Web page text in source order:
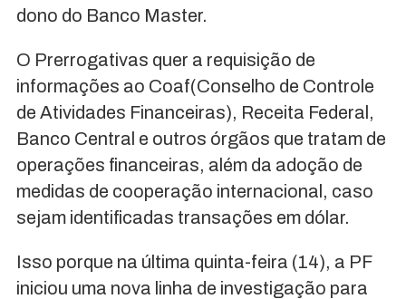
dono do Banco Master.
O Prerrogativas quer a requisição de
informações ao Coaf(Conselho de Controle
de Atividades Financeiras), Receita Federal,
Banco Central e outros órgãos que tratam de
operações financeiras, além da adoção de
medidas de cooperação internacional, caso
sejam identificadas transações em dólar.
Isso porque na última quinta-feira (14), a PF
iniciou uma nova linha de investigação para